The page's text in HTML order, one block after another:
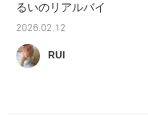
るいのリアルバイ
2026.02.12
RUI